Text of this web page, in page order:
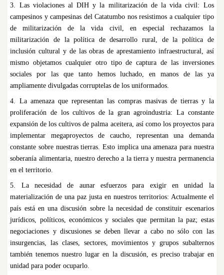
3. Las violaciones al DIH y la militarización de la vida civil: Los
campesinos y campesinas del Catatumbo nos resistimos a cualquier tipo
de militarización de la vida civil, en especial rechazamos la
militarización de la política de desarrollo rural, de la política de
inclusión cultural y de las obras de aprestamiento infraestructural, así
mismo objetamos cualquier otro tipo de captura de las inversiones
sociales por las que tanto hemos luchado, en manos de las ya
ampliamente divulgadas corruptelas de los uniformados.
4. La amenaza que representan las compras masivas de tierras y la
proliferación de los cultivos de la gran agroindustria: La constante
expansión de los cultivos de palma aceitera, así como los proyectos para
implementar megaproyectos de caucho, representan una demanda
constante sobre nuestras tierras. Esto implica una amenaza para nuestra
soberanía alimentaria, nuestro derecho a la tierra y nuestra permanencia
en el territorio.
5. La necesidad de aunar esfuerzos para exigir en unidad la
materialización de una paz justa en nuestros territorios: Actualmente el
país está en una discusión sobre la necesidad de constituir escenarios
jurídicos, políticos, económicos y sociales que permitan la paz; estas
negociaciones y discusiones se deben llevar a cabo no sólo con las
insurgencias, las clases, sectores, movimientos y grupos subalternos
también tenemos nuestro lugar en la discusión, es preciso trabajar en
unidad para poder ocuparlo.